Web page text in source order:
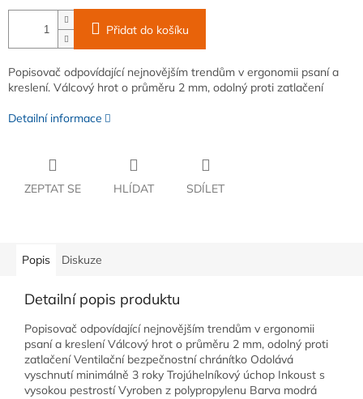
Přidat do košíku
Popisovač odpovídající nejnovějším trendům v ergonomii psaní a
kreslení. Válcový hrot o průměru 2 mm, odolný proti zatlačení
Detailní informace
ZEPTAT SE HLÍDAT SDÍLET
Popis Diskuze
Detailní popis produktu
Popisovač odpovídající nejnovějším trendům v ergonomii
psaní a kreslení Válcový hrot o průměru 2 mm, odolný proti
zatlačení Ventilační bezpečnostní chránítko Odolává
vyschnutí minimálně 3 roky Trojúhelníkový úchop Inkoust s
vysokou pestrostí Vyroben z polypropylenu Barva modrá